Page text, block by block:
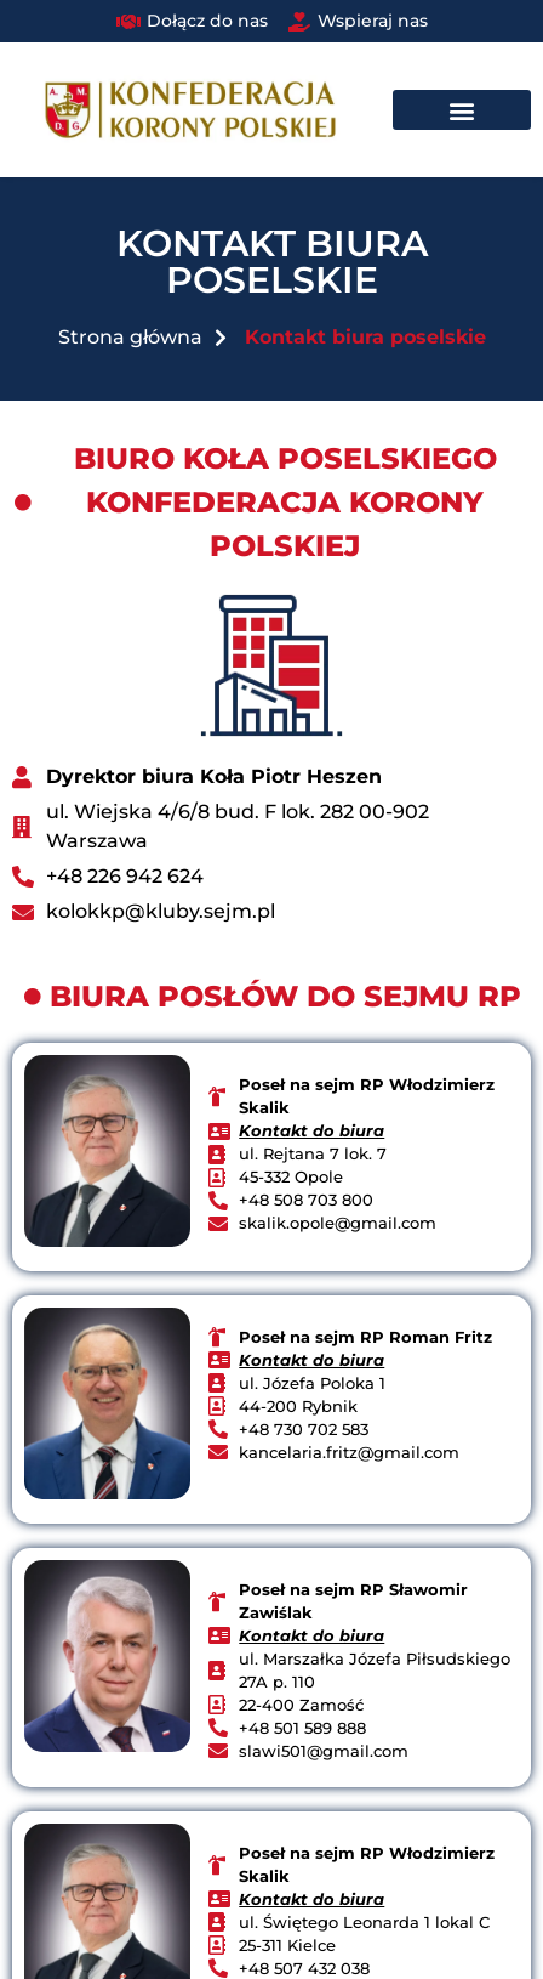
Dołącz do nas Wspieraj nas
KONTAKT BIURA
POSELSKIE
Strona główna Kontakt biura poselskie
BIURO KOŁA POSELSKIEGO
KONFEDERACJA KORONY
POLSKIEJ
Dyrektor biura Koła Piotr Heszen
ul. Wiejska 4/6/8 bud. F lok. 282 00-902
Warszawa
+48 226 942 624
kolokkp@kluby.sejm.pl
BIURA POSŁÓW DO SEJMU RP
Poseł na sejm RP Włodzimierz
Skalik
Kontakt do biura
ul. Rejtana 7 lok. 7
45-332 Opole
+48 508 703 800
skalik.opole@gmail.com
Poseł na sejm RP Roman Fritz
Kontakt do biura
ul. Józefa Poloka 1
44-200 Rybnik
+48 730 702 583
kancelaria.fritz@gmail.com
Poseł na sejm RP Sławomir
Zawiślak
Kontakt do biura
ul. Marszałka Józefa Piłsudskiego
27A p. 110
22-400 Zamość
+48 501 589 888
slawi501@gmail.com
Poseł na sejm RP Włodzimierz
Skalik
Kontakt do biura
ul. Świętego Leonarda 1 lokal C
25-311 Kielce
+48 507 432 038